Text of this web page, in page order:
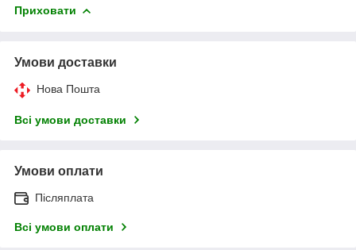
Приховати
Умови доставки
Нова Пошта
Всі умови доставки
Умови оплати
Післяплата
Всі умови оплати